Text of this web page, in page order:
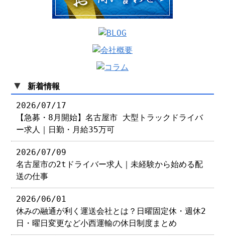
▼ 新着情報
2026/07/17
【急募・8月開始】名古屋市 大型トラックドライバ
ー求人｜日勤・月給35万可
2026/07/09
名古屋市の2tドライバー求人｜未経験から始める配
送の仕事
2026/06/01
休みの融通が利く運送会社とは？日曜固定休・週休2
日・曜日変更など小西運輸の休日制度まとめ